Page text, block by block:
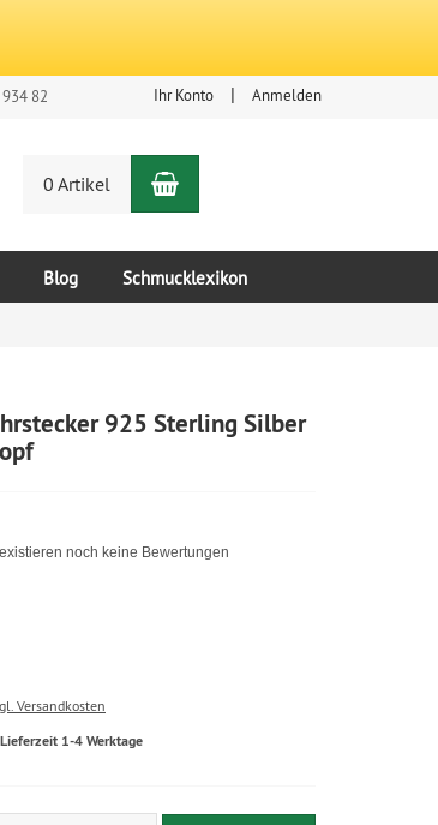
82 Ihr Konto Anmelden
0 Artikel Warenkorb
Blog Schmucklexikon
925 Sterling Silber
noch keine Bewertungen
Versandkosten
Lieferzeit 1-4 Werktage